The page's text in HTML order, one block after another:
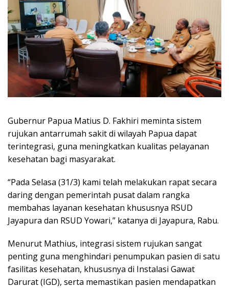
Gubernur Papua Matius D. Fakhiri meminta sistem
rujukan antarrumah sakit di wilayah Papua dapat
terintegrasi, guna meningkatkan kualitas pelayanan
kesehatan bagi masyarakat.
“Pada Selasa (31/3) kami telah melakukan rapat secara
daring dengan pemerintah pusat dalam rangka
membahas layanan kesehatan khususnya RSUD
Jayapura dan RSUD Yowari,” katanya di Jayapura, Rabu.
Menurut Mathius, integrasi sistem rujukan sangat
penting guna menghindari penumpukan pasien di satu
fasilitas kesehatan, khususnya di Instalasi Gawat
Darurat (IGD), serta memastikan pasien mendapatkan